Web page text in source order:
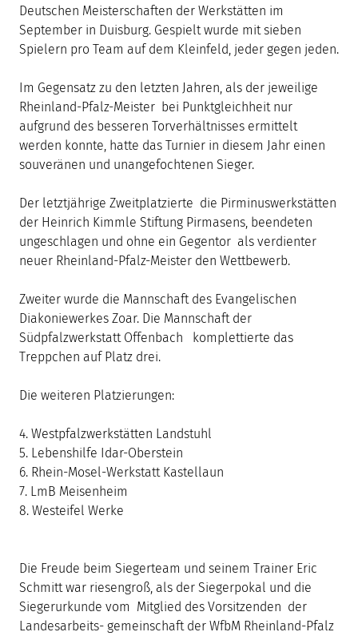
Deutschen Meisterschaften der Werkstätten im
September in Duisburg. Gespielt wurde mit sieben
Spielern pro Team auf dem Kleinfeld, jeder gegen jeden.
Im Gegensatz zu den letzten Jahren, als der jeweilige
Rheinland-Pfalz-Meister bei Punktgleichheit nur
aufgrund des besseren Torverhältnisses ermittelt
werden konnte, hatte das Turnier in diesem Jahr einen
souveränen und unangefochtenen Sieger.
Der letztjährige Zweitplatzierte die Pirminuswerkstätten
der Heinrich Kimmle Stiftung Pirmasens, beendeten
ungeschlagen und ohne ein Gegentor als verdienter
neuer Rheinland-Pfalz-Meister den Wettbewerb.
Zweiter wurde die Mannschaft des Evangelischen
Diakoniewerkes Zoar. Die Mannschaft der
Südpfalzwerkstatt Offenbach komplettierte das
Treppchen auf Platz drei.
Die weiteren Platzierungen:
4. Westpfalzwerkstätten Landstuhl
5. Lebenshilfe Idar-Oberstein
6. Rhein-Mosel-Werkstatt Kastellaun
7. LmB Meisenheim
8. Westeifel Werke
Die Freude beim Siegerteam und seinem Trainer Eric
Schmitt war riesengroß, als der Siegerpokal und die
Siegerurkunde vom Mitglied des Vorsitzenden der
Landesarbeits- gemeinschaft der WfbM Rheinland-Pfalz